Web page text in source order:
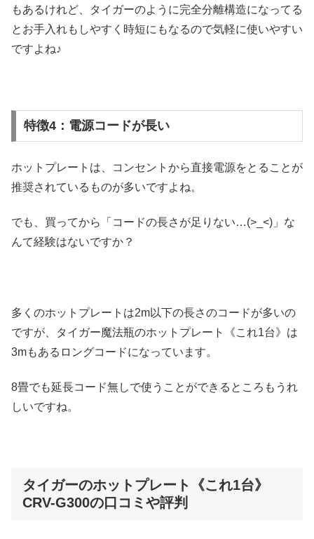
もあるけれど、タイガーのように完全分離構造になってる
とお手入れもしやすく時短にもなるので気軽に使いやすい
ですよね♪
特徴4：電源コードが長い
ホットプレートは、コンセントから直接電源をとることが
推奨されているものが多いですよね。
でも、買ってから「コードの長さが足りない…(>_<)」な
んて経験はないですか？
多くのホットプレートは2m以下の長さのコードが多いの
ですが、タイガー魔法瓶のホットプレート《これ1台》は
3mもあるロングコードになっています。
8畳でも延長コード無しで使うことができるところもうれ
しいですね。
タイガーのホットプレート《これ1台》
CRV-G300の口コミや評判